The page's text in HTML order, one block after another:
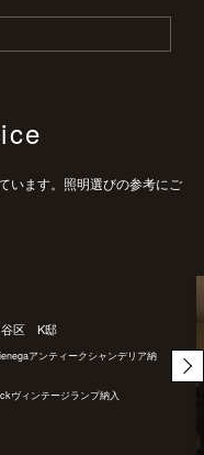
います。照明選びの参考にご
谷区 K邸
アンティークシャンデリア納
ヴィンテージランプ納入